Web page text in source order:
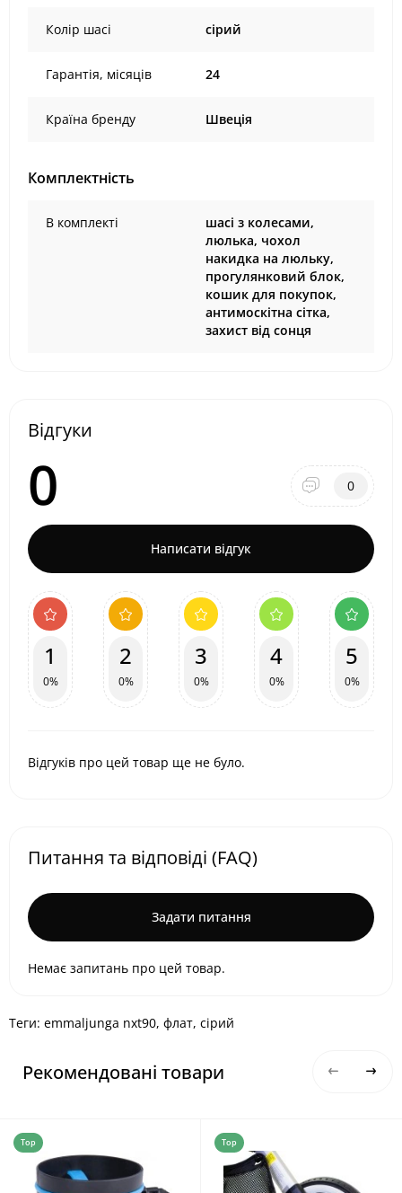
Колір шасі сірий
Гарантія, місяців 24
Країна бренду Швеція
Комплектність
В комплекті
шасі з колесами,
люлька, чохол
накидка на люльку,
прогулянковий блок,
кошик для покупок,
антимоскітна сітка,
захист від сонця
Відгуки
0 0
Написати відгук
1
0%
2
0%
3
0%
4
0%
5
0%
Відгуків про цей товар ще не було.
Питання та відповіді (FAQ)
Задати питання
Немає запитань про цей товар.
Теги: emmaljunga nxt90, флат, сірий
Рекомендовані товари
Top Top